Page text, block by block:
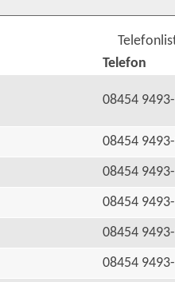
Telefon
08454
08454
08454
08454
08454
08454